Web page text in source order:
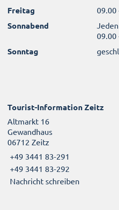
Freitag 09.00
Sonnabend
09.00
Sonntag
Tourist-Information Zeitz
Altmarkt 16
Gewandhaus
06712 Zeitz
+49 3441 83-291
+49 3441 83-292
Nachricht schreiben